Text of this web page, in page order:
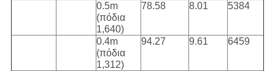
0.5m
(πόδια
1,640)
78.58 8.01 5384
0.4m
(πόδια
1,312)
94.27 9.61 6459